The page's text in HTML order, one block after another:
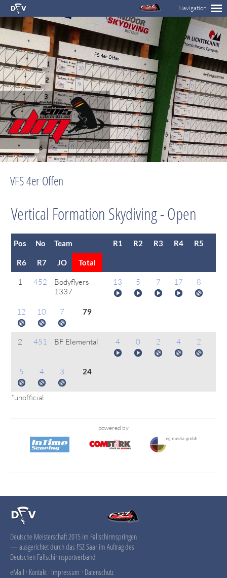
VFS 4er Offen
Vertical Formation Skydiving - Open
Pos No Team R1 R2 R3 R4 R5
R6 R7 JO Total
1 452
Bodyflyers
1337
13 5 7 17 8
12 10 7 79
2 451 BF Elemental 4 0 2 4 2
5 4 3 24
*unofficial
powered by
Deutsche Meisterschaft 2015 im Fallschirmspringen
— ausgerichtet durch das FSZ Saar im Auftrag des
Deutschen Fallschirmsportverband
eMail · Kontakt · Impressum · Datenschutz